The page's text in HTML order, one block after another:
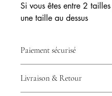
Si vous êtes entre 2
une taille au dessus
Paiement sécurisé
grâce à Stripe – CB, Visa,
& plus.
Livraison & Retour